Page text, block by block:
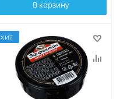
В корзину
ХИТ